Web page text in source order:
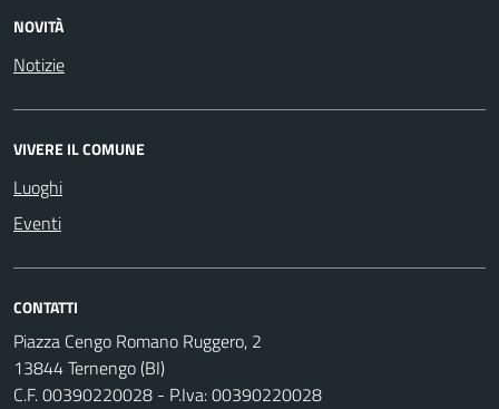
NOVITÀ
Notizie
VIVERE IL COMUNE
Luoghi
Eventi
CONTATTI
Piazza Cengo Romano Ruggero, 2
13844 Ternengo (BI)
C.F. 00390220028 - P.Iva: 00390220028